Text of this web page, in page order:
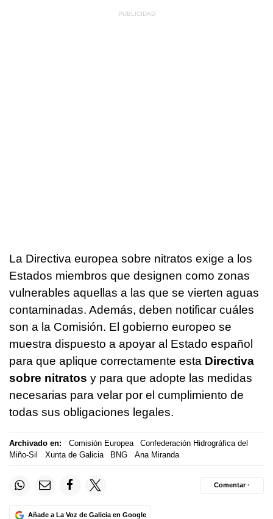
La Directiva europea sobre nitratos exige a los
Estados miembros que designen como zonas
vulnerables aquellas a las que se vierten aguas
contaminadas. Además, deben notificar cuáles
son a la Comisión. El gobierno europeo se
muestra dispuesto a apoyar al Estado español
para que aplique correctamente esta Directiva
sobre nitratos y para que adopte las medidas
necesarias para velar por el cumplimiento de
todas sus obligaciones legales.
Archivado en: Comisión Europea
Confederación Hidrográfica del
Miño-Sil
Xunta de Galicia BNG Ana Miranda
Añade a La Voz de Galicia en Google
Comentar ·